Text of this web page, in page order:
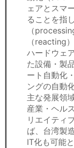
ェアとスマ
ることを指
（
（reacting
ハードウェ
た設備・製
ート自動化
ングの自動
主な発展領
産業・ヘル
リエイティ
ば、台湾製
IT化も可能と